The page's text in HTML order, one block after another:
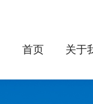
首页 关于